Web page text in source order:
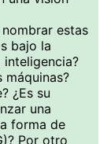
estas
bajo la
inteligencia?
máquinas?
¿Es su
una
forma de
Por otro